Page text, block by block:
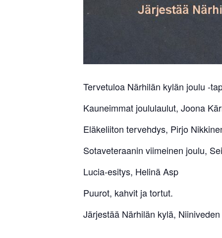
Tervetuloa Närhilän kylän joulu -
Kauneimmat joululaulut, Joona
Eläkeliiton tervehdys, Pirjo
Sotaveteraanin viimeinen joulu,
Lucia-esitys, Helinä Asp
Puurot, kahvit ja tortut.
Järjestää Närhilän kylä,